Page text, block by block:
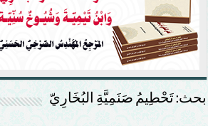
بحث: تَحْطِيمُ صَنَمِيَّةِ البُخَارِيّ